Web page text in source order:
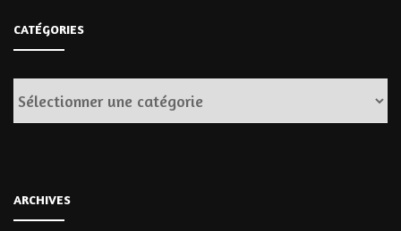
CATÉGORIES
Catégories
ARCHIVES